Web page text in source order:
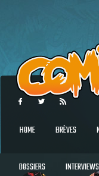
HOME BRÈVES
DOSSIERS INTERVIEWS